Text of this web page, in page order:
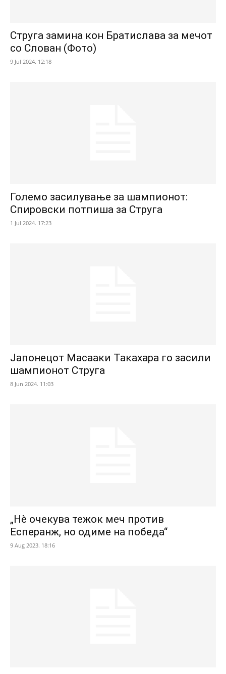
Струга замина кон Братислава за мечот
со Слован (Фото)
9 Jul 2024. 12:18
Големо засилување за шампионот:
Спировски потпиша за Струга
1 Jul 2024. 17:23
Јапонецот Масааки Такахара го засили
шампионот Струга
8 Jun 2024. 11:03
„Нè очекува тежок меч против
Есперанж, но одиме на победа“
9 Aug 2023. 18:16